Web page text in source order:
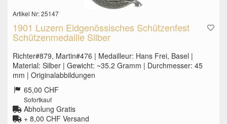
Artikel Nr: 25147
1901 Luzern Eidgenössisches Schützenfest
Schützenmedaille Silber
Richter#879, Martin#476 | Medailleur: Hans Frei, Basel |
Material: Silber | Gewicht: ~35.2 Gramm | Durchmesser: 45
mm | Originalabbildungen
65,00 CHF
Sofortkauf
Abholung Gratis
+ 8,00 CHF Versand